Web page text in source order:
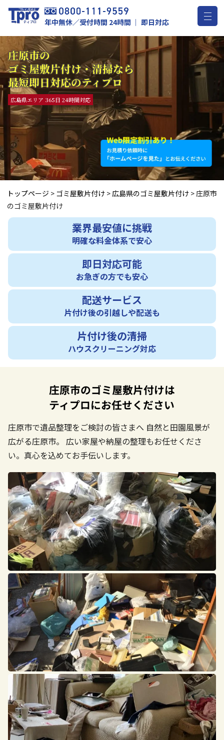
年中無休／受付時間 24時間 ｜ 即日対応
庄原市の
ゴミ屋敷片付け・清掃なら
最短即日対応のティプロ
広島県エリア 365日 24時間対応
トップページ > ゴミ屋敷片付け >広島県のゴミ屋敷片付け >庄原市
のゴミ屋敷片付け
業界最安値に挑戦
明確な料金体系で安心
即日対応可能
お急ぎの方でも安心
配送サービス
片付け後の引越しや配送も
片付け後の清掃
ハウスクリーニング対応
庄原市のゴミ屋敷片付けは
ティプロにお任せください
庄原市で遺品整理をご検討の皆さまへ 自然と田園風景が
広がる庄原市。
広い家屋や納屋の整理もお任せくださ
い。真心を込めてお手伝いします。